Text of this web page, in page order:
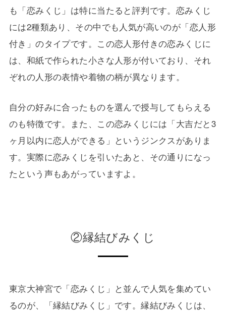
も「恋みくじ」は特に当たると評判です。恋みくじ
には2種類あり、その中でも人気が高いのが「恋人形
付き」のタイプです。この恋人形付きの恋みくじに
は、和紙で作られた小さな人形が付いており、それ
ぞれの人形の表情や着物の柄が異なります。
自分の好みに合ったものを選んで授与してもらえる
のも特徴です。また、この恋みくじには「大吉だと3
ヶ月以内に恋人ができる」というジンクスがありま
す。実際に恋みくじを引いたあと、その通りになっ
たという声もあがっていますよ。
②縁結びみくじ
東京大神宮で「恋みくじ」と並んで人気を集めてい
るのが、「縁結びみくじ」です。縁結びみくじは、